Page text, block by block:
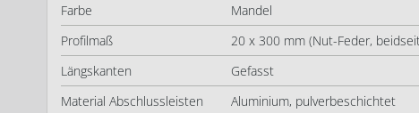
Farbe
Mandel
Profilmaß
20 x 300 mm (Nut-Feder,
Längskanten
Gefasst
Material Abschlussleisten
Aluminium, pulverbeschichtet